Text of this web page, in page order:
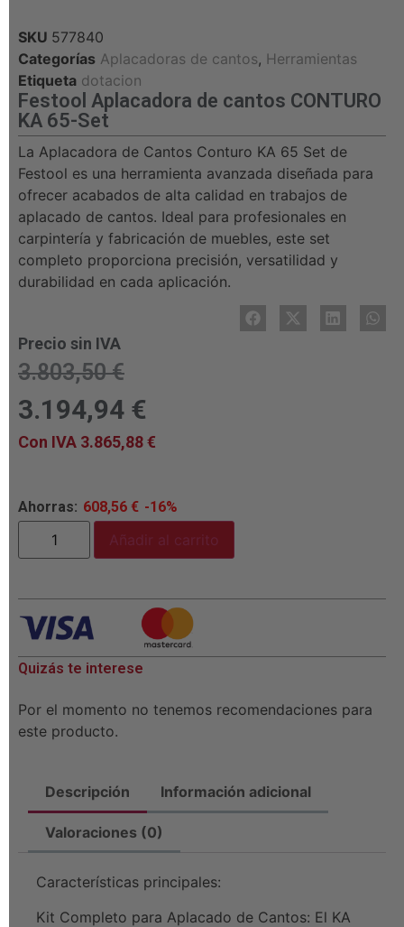
SKU 577840
Categorías Aplacadoras de cantos, Herramientas
Etiqueta dotacion
Festool Aplacadora de cantos CONTURO
KA 65-Set
La Aplacadora de Cantos Conturo KA 65 Set de
Festool es una herramienta avanzada diseñada para
ofrecer acabados de alta calidad en trabajos de
aplacado de cantos. Ideal para profesionales en
carpintería y fabricación de muebles, este set
completo proporciona precisión, versatilidad y
durabilidad en cada aplicación.
Precio sin IVA
3.803,50€
3.194,94 €
Con IVA 3.865,88€
Ahorras: 608,56 € -16%
Añadir al carrito
Quizás te interese
Por el momento no tenemos recomendaciones para
este producto.
Descripción Información adicional
Valoraciones (0)
Características principales:
Kit Completo para Aplacado de Cantos: El KA